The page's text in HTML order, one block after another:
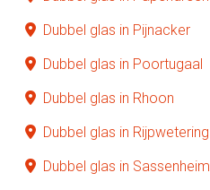
Dubbel glas in Pijnacker
Dubbel glas in Poortugaal
Dubbel glas in Rhoon
Dubbel glas in Rijpwetering
Dubbel glas in Sassenheim